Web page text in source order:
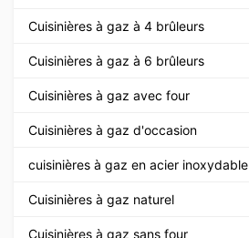
Cuisinières à gaz à 4 brûleurs
Cuisinières à gaz à 6 brûleurs
Cuisinières à gaz avec four
Cuisinières à gaz d'occasion
cuisinières à gaz en acier inoxydable
Cuisinières à gaz naturel
Cuisinières à gaz sans four